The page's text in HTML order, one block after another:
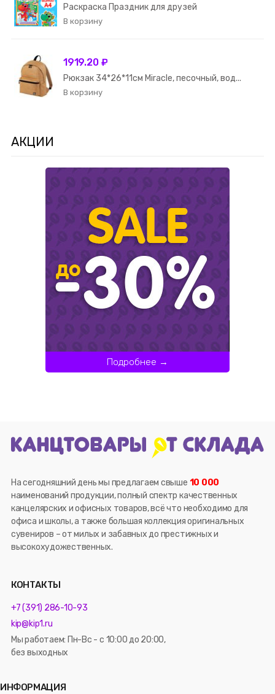
Раскраска Праздник для друзей
1919.20 ₽
Рюкзак 34*26*11см Miracle, песочный, вод...
АКЦИИ
Подробнее →
На сегодняшний день мы предлагаем свыше 10 000
наименований продукции, полный спектр качественных
канцелярских и офисных товаров, всё что необходимо для
офиса и школы, а также большая коллекция оригинальных
сувениров – от милых и забавных до престижных и
высокохудожественных.
КОНТАКТЫ
+7 (391) 286-10-93
kip@kip1.ru
Мы работаем: Пн-Вс - с 10:00 до 20:00,
без выходных
ИНФОРМАЦИЯ